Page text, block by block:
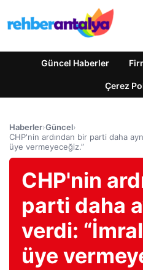
Güncel Haberler
Çerez
Haberler›Güncel›
CHP'nin ardından bir parti daha
üye vermeyeceğiz.”
CHP'nin
parti daha
verdi:
üye